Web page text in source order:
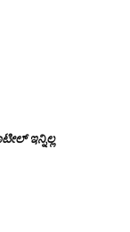
ಇನ್ನಿಲ್ಲ